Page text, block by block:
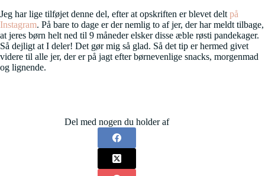
Jeg har lige tilføjet denne del, efter at opskriften er blevet delt på
Instagram. På bare to dage er der nemlig to af jer, der har meldt tilbage,
at jeres børn helt ned til 9 måneder elsker disse æble røsti pandekager.
Så dejligt at I deler! Det gør mig så glad. Så det tip er hermed givet
videre til alle jer, der er på jagt efter børnevenlige snacks, morgenmad
og lignende.
Del med nogen du holder af